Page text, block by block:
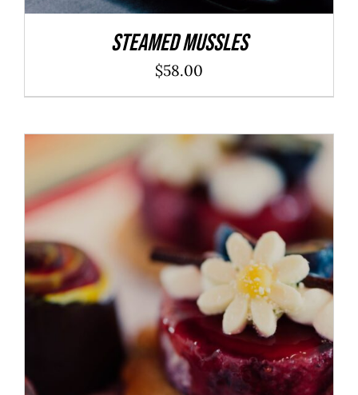
Steamed Mussles
$58.00
ADD TO CART / DÉTAILS